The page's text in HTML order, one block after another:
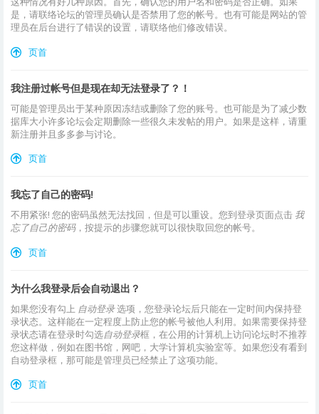
是，请联络论坛的管理员确认是否禁用了您的帐号。也有可能是网站的管
理员在后台进行了错误的设置，请联络他们修改错误。
页首
我注册过帐号但是现在却无法登录了？！
可能是管理员出于某种原因冻结或删除了您的账号。也可能是为了减少数
据库大小许多论坛会定期删除一些很久未发帖的用户。如果是这样，请重
新注册并且多多参与讨论。
页首
我忘了自己的密码!
不用紧张! 您的密码虽然无法找回，但是可以重设。您到登录页面点击 我
忘了自己的密码，按提示的步骤您就可以很快取回您的帐号。
页首
为什么我登录后会自动退出？
如果您没有勾上 自动登录选项，您登录论坛后只能在一定时间内保持登
录状态。这样能在一定程度上防止您的帐号被他人利用。如果需要保持登
录状态请在登录时勾选自动登录框，在公用的计算机上访问论坛时不推荐
您这样做，例如在图书馆，网吧，大学计算机实验室等。如果您没有看到
自动登录框，那可能是管理员已经禁止了这项功能。
页首